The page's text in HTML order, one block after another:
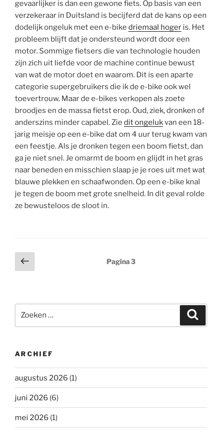
gevaarlijker is dan een gewone fiets. Op basis van een
verzekeraar in Duitsland is becijferd dat de kans op een
dodelijk ongeluk met een e-bike driemaal hoger is. Het
probleem blijft dat je ondersteund wordt door een
motor. Sommige fietsers die van technologie houden
zijn zich uit liefde voor de machine continue bewust
van wat de motor doet en waarom. Dit is een aparte
categorie supergebruikers die ik de e-bike ook wel
toevertrouw. Maar de e-bikes verkopen als zoete
broodjes en de massa fietst erop. Oud, ziek, dronken of
anderszins minder capabel. Zie dit ongelukvan een 18-
jarig meisje op een e-bike dat om 4 uur terug kwam van
een feestje. Als je dronken tegen een boom fietst, dan
ga je niet snel. Je omarmt de boom en glijdt in het gras
naar beneden en misschien slaap je je roes uit met wat
blauwe plekken en schaafwonden. Op een e-bike knal
je tegen de boom met grote snelheid. In dit geval rolde
ze bewusteloos de sloot in.
Berichten
paginering
Vorige
pagina
Pagina3
naar:
ARCHIEF
augustus 2026 (1)
juni 2026 (6)
mei 2026 (1)